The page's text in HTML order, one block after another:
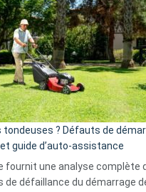
une
caméra
de
surveillance
?
5
avantages
essentiels
de
la
S330
eufy
tondeuses ? Défauts de
guide d’auto-assistance
fournit une analyse complète
de défaillance du démarrage